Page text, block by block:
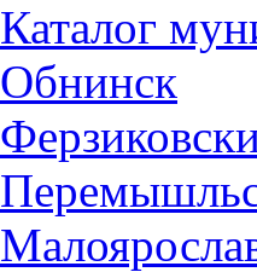
Каталог
Обнинск